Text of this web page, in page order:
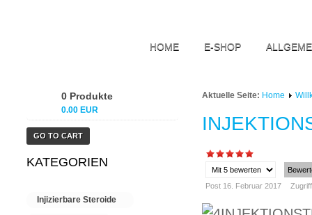
HOME E-SHOP
Aktuelle Seite: Home
Rate
Post 16. Februar 2017
0 Produkte
0.00 EUR
GO TO CART
KATEGORIEN
Injizierbare Steroide